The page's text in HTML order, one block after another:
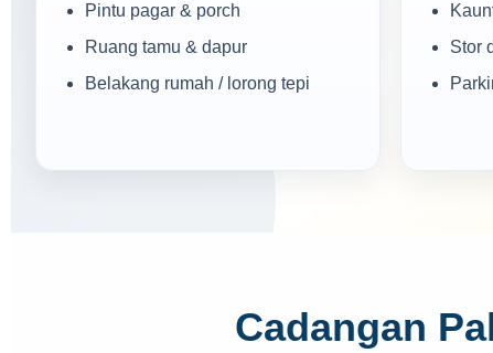
Pintu pagar & porch
Ruang tamu & dapur
Belakang rumah / lorong tepi
Stor
Cadangan